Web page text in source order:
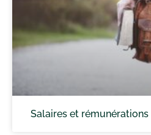
Salaires et rémunérations